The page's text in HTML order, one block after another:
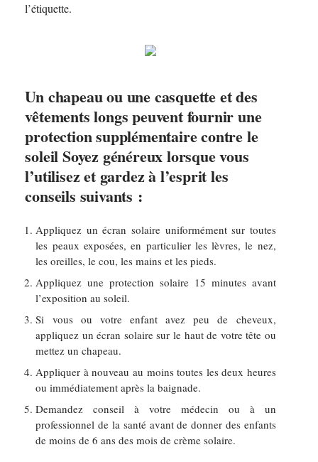
l’étiquette.
Un chapeau ou une casquette et des
vêtements longs peuvent fournir une
protection supplémentaire contre le
soleil Soyez généreux lorsque vous
l’utilisez et gardez à l’esprit les
conseils suivants :
Appliquez un écran solaire uniformément sur toutes
les peaux exposées, en particulier les lèvres, le nez,
les oreilles, le cou, les mains et les pieds.
Appliquez une protection solaire 15 minutes avant
l’exposition au soleil.
Si vous ou votre enfant avez peu de cheveux,
appliquez un écran solaire sur le haut de votre tête ou
mettez un chapeau.
Appliquer à nouveau au moins toutes les deux heures
ou immédiatement après la baignade.
Demandez conseil à votre médecin ou à un
professionnel de la santé avant de donner des enfants
de moins de 6 ans des mois de crème solaire.